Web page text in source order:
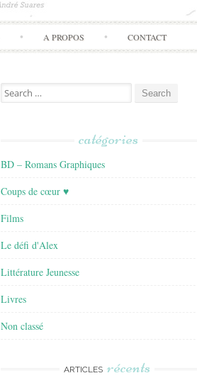
A PROPOS CONTACT
Search
for:
catégories
BD – Romans Graphiques
Coups de cœur ♥
Films
Le défi d'Alex
Littérature Jeunesse
Livres
Non classé
ARTICLES récents